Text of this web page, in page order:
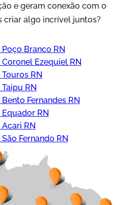
e geram conexão com o
criar algo incrível juntos?
Branco RN
Ezequiel RN
RN
RN
Fernandes RN
RN
RN
Fernando RN